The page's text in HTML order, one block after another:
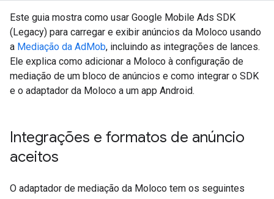
Este guia mostra como usar Google Mobile Ads SDK
(Legacy) para carregar e exibir anúncios da Moloco usando
a Mediação da AdMob, incluindo as integrações de lances.
Ele explica como adicionar a Moloco à configuração de
mediação de um bloco de anúncios e como integrar o SDK
e o adaptador da Moloco a um app Android.
Integrações e formatos de anúncio
aceitos
O adaptador de mediação da Moloco tem os seguintes